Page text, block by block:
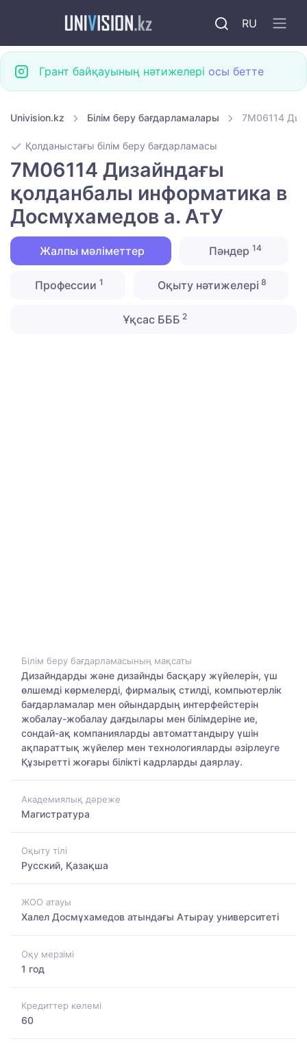
RU
Грант байқауының нәтижелері осы бетте
Univision.kz Білім беру бағдарламалары 7M06114
Қолданыстағы білім беру бағдарламасы
7M06114 Дизайндағы
қолданбалы информатика в
Досмұхамедов а. АтУ
Жалпы мәліметтер Пәндер 14
Профессии 1 Оқыту нәтижелері 8
Ұқсас БББ 2
Білім беру бағдарламасының мақсаты
Дизайндарды және дизайнды басқару жүйелерін, үш
өлшемді көрмелерді, фирмалық стилді, компьютерлік
бағдарламалар мен ойындардың интерфейстерін
жобалау-жобалау дағдылары мен білімдеріне ие,
сондай-ақ компанияларды автоматтандыру үшін
ақпараттық жүйелер мен технологияларды әзірлеуге
Құзыретті жоғары білікті кадрларды даярлау.
Академиялық дәреже
Магистратура
Оқыту тілі
Русский, Қазақша
ЖОО атауы
Халел Досмұхамедов атындағы Атырау университеті
Оқу мерзімі
1 год
Кредиттер көлемі
60